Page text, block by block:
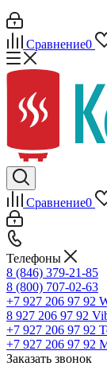
Сравнение0
Сравнение0
Телефоны
8 (846) 379-21-85
8 (800) 707-02-63
+7 927 206 97 92
8 927 206 97 92
+7 927 206 97 92
+7 927 206 97 92
Заказать звонок